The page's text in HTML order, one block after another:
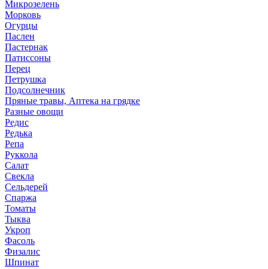
Микрозелень
Морковь
Огурцы
Паслен
Пастернак
Патиссоны
Перец
Петрушка
Подсолнечник
Пряные травы, Аптека на грядке
Разные овощи
Редис
Редька
Репа
Руккола
Салат
Свекла
Сельдерей
Спаржа
Томаты
Тыква
Укроп
Фасоль
Физалис
Шпинат